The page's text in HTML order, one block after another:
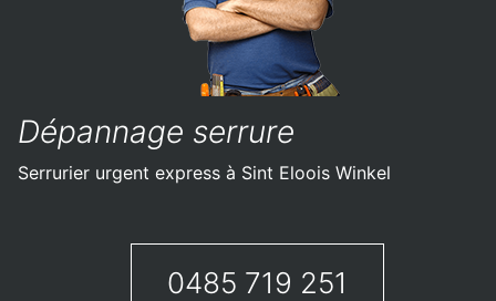
Dépannage serrure
Serrurier urgent express à Sint Eloois Winkel
0485 719 251